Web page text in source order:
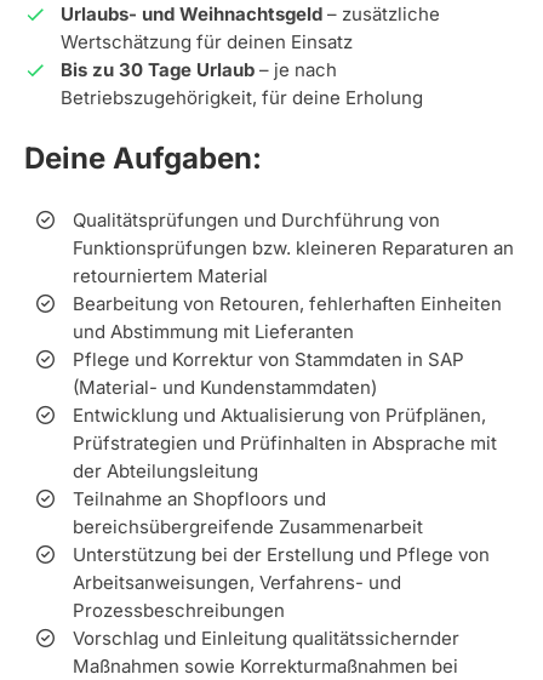
Urlaubs- und Weihnachtsgeld – zusätzliche
Wertschätzung für deinen Einsatz
Bis zu 30 Tage Urlaub – je nach
Betriebszugehörigkeit, für deine Erholung
Deine Aufgaben:
Qualitätsprüfungen und Durchführung von
Funktionsprüfungen bzw. kleineren Reparaturen an
retourniertem Material
Bearbeitung von Retouren, fehlerhaften Einheiten
und Abstimmung mit Lieferanten
Pflege und Korrektur von Stammdaten in SAP
(Material- und Kundenstammdaten)
Entwicklung und Aktualisierung von Prüfplänen,
Prüfstrategien und Prüfinhalten in Absprache mit
der Abteilungsleitung
Teilnahme an Shopfloors und
bereichsübergreifende Zusammenarbeit
Unterstützung bei der Erstellung und Pflege von
Arbeitsanweisungen, Verfahrens- und
Prozessbeschreibungen
Vorschlag und Einleitung qualitätssichernder
Maßnahmen sowie Korrekturmaßnahmen bei